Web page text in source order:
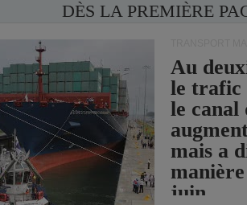
DÈS LA PREMIÈRE
Au
le trafic
le canal
mais a
juin.